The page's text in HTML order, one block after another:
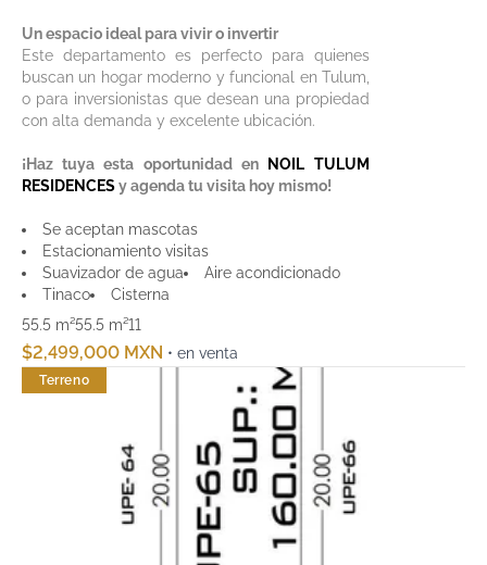
Un espacio ideal para vivir o invertir
Este departamento es perfecto para quienes
buscan un hogar moderno y funcional en Tulum,
o para inversionistas que desean una propiedad
con alta demanda y excelente ubicación.
¡Haz tuya esta oportunidad en
NOIL TULUM
RESIDENCESy agenda tu visita hoy mismo!
Se aceptan mascotas
Estacionamiento visitas
Suavizador de agua
Aire acondicionado
Tinaco
Cisterna
55.5 m²55.5 m²11
$2,499,000 MXN • en venta
Terreno